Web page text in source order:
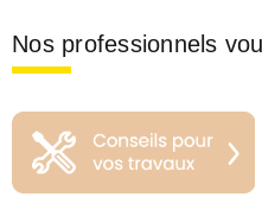
Nos professionnels